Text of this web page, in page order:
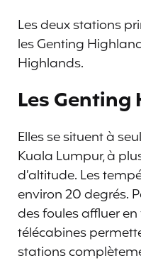
Les deux stations
les Genting
Highlands.
Les
Elles se situent à
Kuala Lumpur, à
d’altitude. Les
environ 20 degrés.
des foules affluer
télécabines
stations